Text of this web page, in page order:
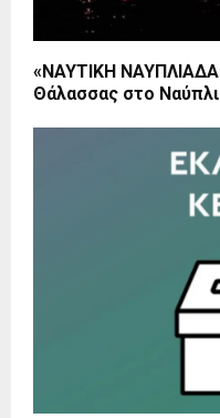
«ΝΑΥΤΙΚΗ
Θάλασσας στο